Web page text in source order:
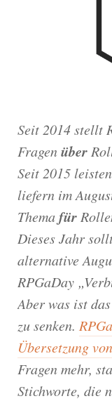
Seit 2014 stellt
Fragenüber
Seit 2015
liefern im
Themafür
Dieses Jahr
alternative
RPGaDay
Aber was ist
zu senken.
Übersetzung
Fragen mehr,
Stichworte, die